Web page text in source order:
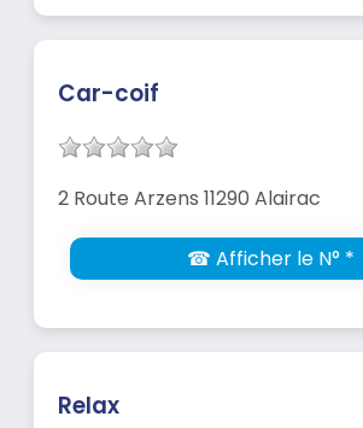
Car-coif
2 Route Arzens 11290 Alairac
☎ Afficher le N° *
Relax